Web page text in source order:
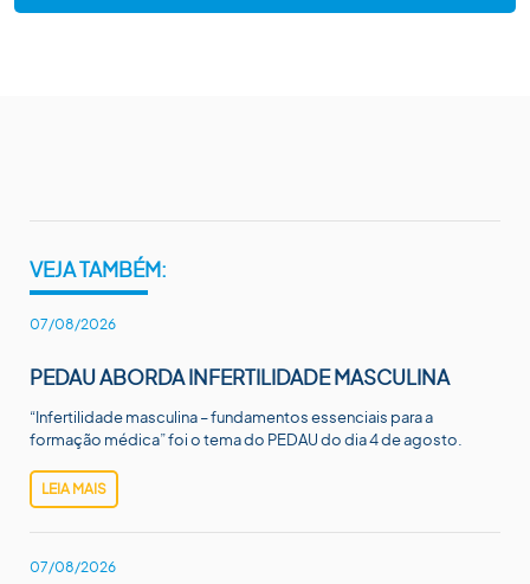
VEJA TAMBÉM:
07/08/2026
PEDAU ABORDA INFERTILIDADE MASCULINA
“Infertilidade masculina – fundamentos essenciais para a
formação médica” foi o tema do PEDAU do dia 4 de agosto.
LEIA MAIS
07/08/2026